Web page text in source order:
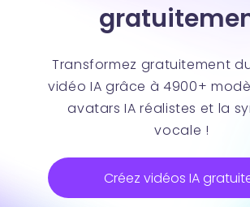
Transformez gratuitement
vidéo IA grâce à 4900+
avatars IA réalistes et la
vocale !
Créez vidéos IA